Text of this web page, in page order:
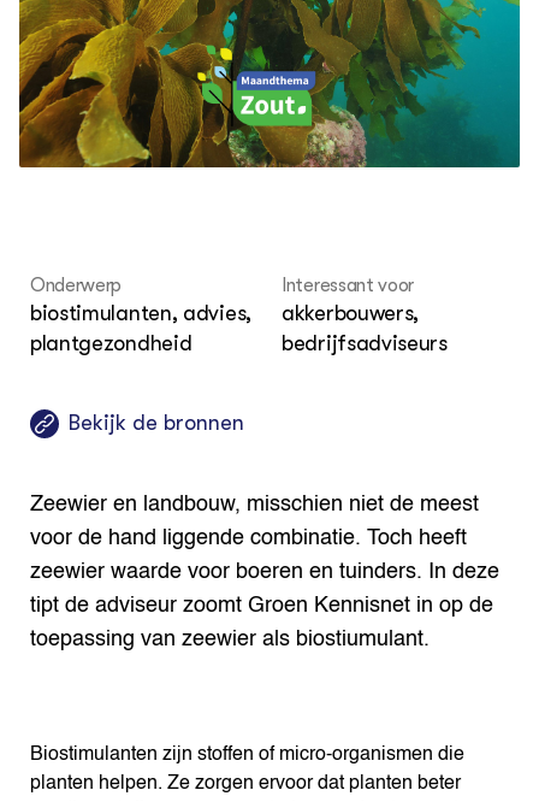
ZIE OOK
In de regio
Projecten
Lectoraten
Practoraten
Wiki Groen Kennisnet
GROEN KENNISNET
Contact
Search the Knowledge base
Onderwerp
biostimulanten, advies,
plantgezondheid
Interessant voor
akkerbouwers,
bedrijfsadviseurs
Bekijk de bronnen
Zeewier en landbouw, misschien niet de meest
voor de hand liggende combinatie. Toch heeft
zeewier waarde voor boeren en tuinders. In deze
tipt de adviseur zoomt Groen Kennisnet in op de
toepassing van zeewier als biostiumulant.
Biostimulanten zijn stoffen of micro-organismen die
planten helpen. Ze zorgen ervoor dat planten beter